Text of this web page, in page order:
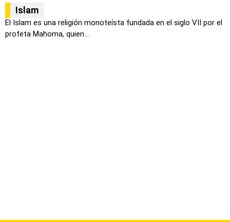
Islam
El Islam es una religión monoteísta fundada en el siglo VII por el
profeta Mahoma, quien...